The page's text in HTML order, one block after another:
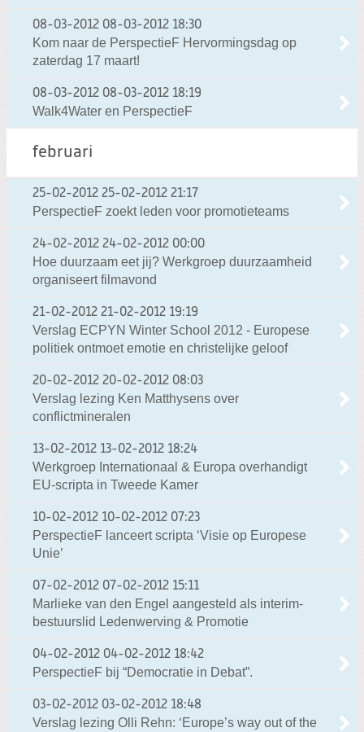
08-03-2012 08-03-2012 18:30
Kom naar de PerspectieF Hervormingsdag op
zaterdag 17 maart!
08-03-2012 08-03-2012 18:19
Walk4Water en PerspectieF
februari
25-02-2012 25-02-2012 21:17
PerspectieF zoekt leden voor promotieteams
24-02-2012 24-02-2012 00:00
Hoe duurzaam eet jij? Werkgroep duurzaamheid
organiseert filmavond
21-02-2012 21-02-2012 19:19
Verslag ECPYN Winter School 2012 - Europese
politiek ontmoet emotie en christelijke geloof
20-02-2012 20-02-2012 08:03
Verslag lezing Ken Matthysens over
conflictmineralen
13-02-2012 13-02-2012 18:24
Werkgroep Internationaal & Europa overhandigt
EU-scripta in Tweede Kamer
10-02-2012 10-02-2012 07:23
PerspectieF lanceert scripta ‘Visie op Europese
Unie’
07-02-2012 07-02-2012 15:11
Marlieke van den Engel aangesteld als interim-
bestuurslid Ledenwerving & Promotie
04-02-2012 04-02-2012 18:42
PerspectieF bij “Democratie in Debat”.
03-02-2012 03-02-2012 18:48
Verslag lezing Olli Rehn: ‘Europe’s way out of the